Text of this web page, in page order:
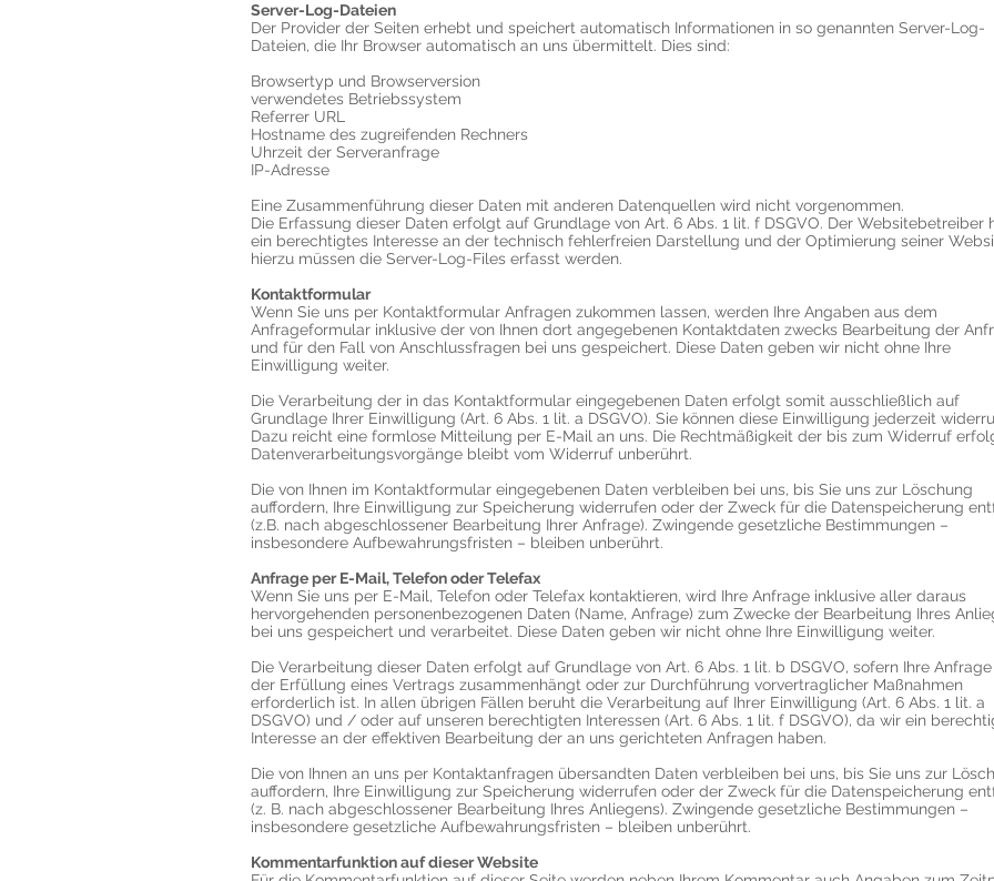
Server-Log-Dateien
Der Provider der Seiten erhebt und speichert automatisch Informationen in so genannten Server-Log-
Dateien, die Ihr Browser automatisch an uns übermittelt. Dies sind:
Browsertyp und Browserversion
verwendetes Betriebssystem
Referrer URL
Hostname des zugreifenden Rechners
Uhrzeit der Serveranfrage
IP-Adresse
Eine Zusammenführung dieser Daten mit anderen Datenquellen wird nicht vorgenommen.
Die Erfassung dieser Daten erfolgt auf Grundlage von Art. 6 Abs. 1 lit. f DSGVO. Der Websitebetreiber
ein berechtigtes Interesse an der technisch fehlerfreien Darstellung und der Optimierung seiner
hierzu müssen die Server-Log-Files erfasst werden.
Kontaktformular
Wenn Sie uns per Kontaktformular Anfragen zukommen lassen, werden Ihre Angaben aus dem
Anfrageformular inklusive der von Ihnen dort angegebenen Kontaktdaten zwecks Bearbeitung der
und für den Fall von Anschlussfragen bei uns gespeichert. Diese Daten geben wir nicht ohne Ihre
Einwilligung weiter.
Die Verarbeitung der in das Kontaktformular eingegebenen Daten erfolgt somit ausschließlich auf
Grundlage Ihrer Einwilligung (Art. 6 Abs. 1 lit. a DSGVO). Sie können diese Einwilligung jederzeit
Dazu reicht eine formlose Mitteilung per E-Mail an uns. Die Rechtmäßigkeit der bis zum Widerruf
Datenverarbeitungsvorgänge bleibt vom Widerruf unberührt.
Die von Ihnen im Kontaktformular eingegebenen Daten verbleiben bei uns, bis Sie uns zur Löschung
auffordern, Ihre Einwilligung zur Speicherung widerrufen oder der Zweck für die Datenspeicherung
(z.B. nach abgeschlossener Bearbeitung Ihrer Anfrage). Zwingende gesetzliche Bestimmungen –
insbesondere Aufbewahrungsfristen – bleiben unberührt.
Anfrage per E-Mail, Telefon oder Telefax
Wenn Sie uns per E-Mail, Telefon oder Telefax kontaktieren, wird Ihre Anfrage inklusive aller daraus
hervorgehenden personenbezogenen Daten (Name, Anfrage) zum Zwecke der Bearbeitung Ihres
bei uns gespeichert und verarbeitet. Diese Daten geben wir nicht ohne Ihre Einwilligung weiter.
Die Verarbeitung dieser Daten erfolgt auf Grundlage von Art. 6 Abs. 1 lit. b DSGVO, sofern Ihre
der Erfüllung eines Vertrags zusammenhängt oder zur Durchführung vorvertraglicher Maßnahmen
erforderlich ist. In allen übrigen Fällen beruht die Verarbeitung auf Ihrer Einwilligung (Art. 6 Abs. 1 lit. a
DSGVO) und / oder auf unseren berechtigten Interessen (Art. 6 Abs. 1 lit. f DSGVO), da wir ein
Interesse an der effektiven Bearbeitung der an uns gerichteten Anfragen haben.
Die von Ihnen an uns per Kontaktanfragen übersandten Daten verbleiben bei uns, bis Sie uns zur
auffordern, Ihre Einwilligung zur Speicherung widerrufen oder der Zweck für die Datenspeicherung
(z. B. nach abgeschlossener Bearbeitung Ihres Anliegens). Zwingende gesetzliche Bestimmungen –
insbesondere gesetzliche Aufbewahrungsfristen – bleiben unberührt.
Kommentarfunktion auf dieser Website